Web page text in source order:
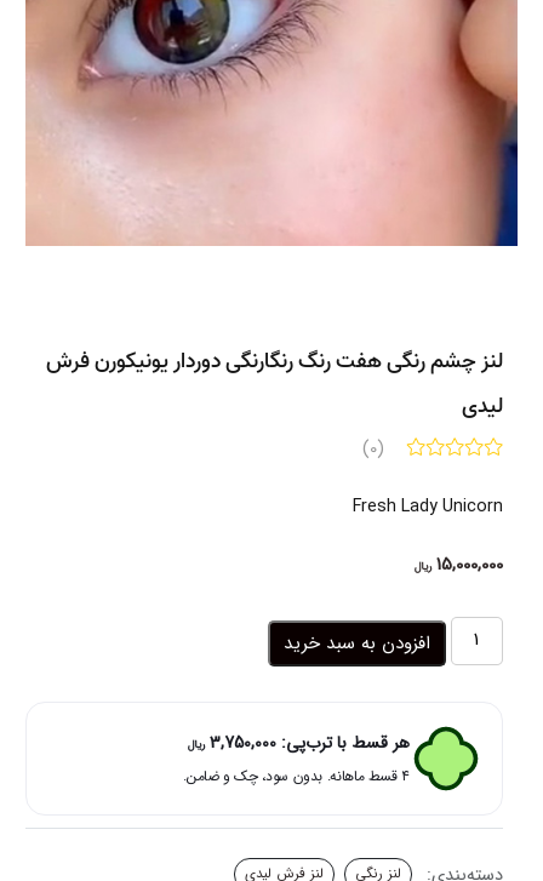
لنز چشم رنگی هفت رنگ رنگارنگی دوردار یونیکورن فرش
لیدی
(0)
Fresh Lady Unicorn
15,000,000 ریال
لنز
چشم
رنگارنگی
دوردار
فرش
افزودن به سبد خرید
هر قسط با ترب‌پی: 3,750,000 ریال
۴ قسط ماهانه. بدون سود، چک و ضامن.
لنز رنگی لنز فرش لیدی